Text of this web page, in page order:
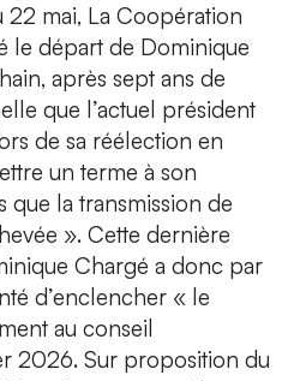
mai, La Coopération
le départ de Dominique
après sept ans de
que l’actuel président
de sa réélection en
un terme à son
que la transmission de
». Cette dernière
Chargé a donc par
d’enclencher « le
au conseil
2026. Sur proposition du